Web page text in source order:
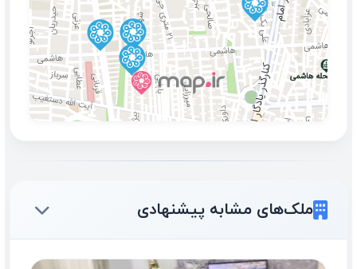
ملک‌های مشابه پیشنهادی